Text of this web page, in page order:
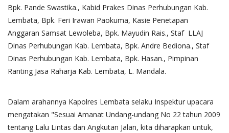
Bpk. Pande Swastika., Kabid Prakes Dinas Perhubungan Kab.
Lembata, Bpk. Feri Irawan Paokuma, Kasie Penetapan
Anggaran Samsat Lewoleba, Bpk. Mayudin Rais., Staf LLAJ
Dinas Perhubungan Kab. Lembata, Bpk. Andre Bediona., Staf
Dinas Perhubungan Kab. Lembata, Bpk. Hasan., Pimpinan
Ranting Jasa Raharja Kab. Lembata, L. Mandala.
Dalam arahannya Kapolres Lembata selaku Inspektur upacara
mengatakan "Sesuai Amanat Undang-undang No 22 tahun 2009
tentang Lalu Lintas dan Angkutan Jalan, kita diharapkan untuk,